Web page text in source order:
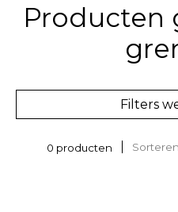
Producten
Filters
0 producten